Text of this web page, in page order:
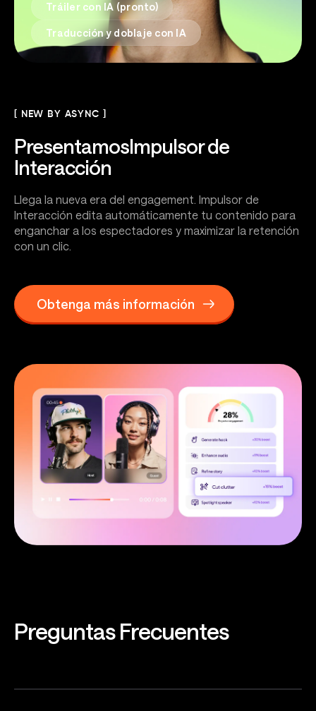
Tráiler con IA (pronto)
Traducción y doblaje con IA
[ NEW BY ASYNC ]
PresentamosImpulsor de
Interacción
Llega la nueva era del engagement. Impulsor de
Interacción edita automáticamente tu contenido para
enganchar a los espectadores y maximizar la retención
con un clic.
Obtenga más información
PreguntasFrecuentes